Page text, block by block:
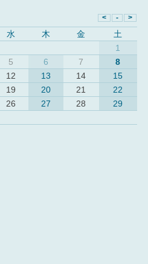
水 木 金
土
1
5 6 7
8
12 13 14
15
19 20 21
22
26 27 28
29